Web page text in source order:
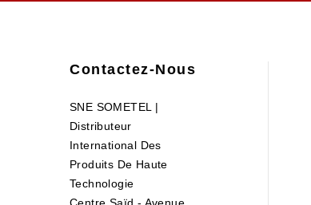
Contactez-Nous
SNE SOMETEL |
Distributeur
International Des
Produits De Haute
Technologie